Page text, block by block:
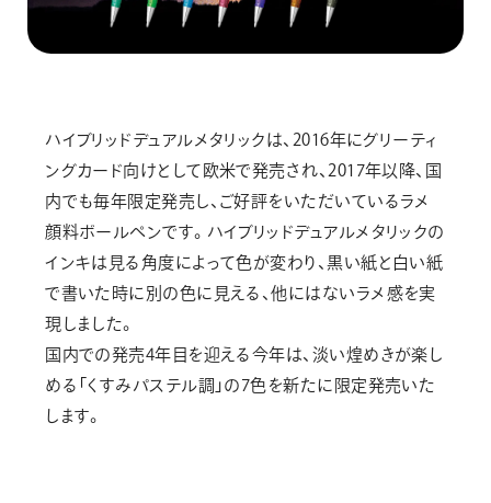
ハイブリッドデュアルメタリックは、2016年にグリーティ
ングカード向けとして欧米で発売され、2017年以降、国
内でも毎年限定発売し、ご好評をいただいているラメ
顔料ボールペンです。ハイブリッドデュアルメタリックの
インキは見る角度によって色が変わり、黒い紙と白い紙
で書いた時に別の色に見える、他にはないラメ感を実
現しました。
国内での発売4年目を迎える今年は、淡い煌めきが楽し
める「くすみパステル調」の7色を新たに限定発売いた
します。